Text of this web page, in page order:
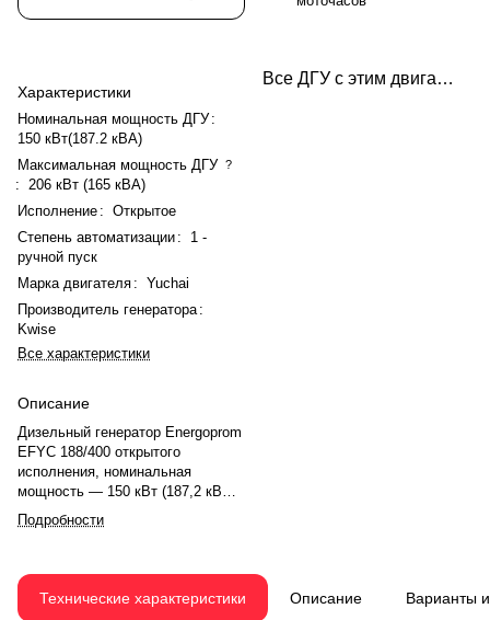
Характеристики
Номинальная мощность ДГУ :
150 кВт(187.2 кВА)
Максимальная мощность ДГУ ?
:
206 кВт (165 кВА)
Исполнение : Открытое
Степень автоматизации :
1 -
ручной пуск
Марка двигателя : Yuchai
Производитель генератора :
Kwise
Все характеристики
Описание
Дизельный генератор Energoprom
EFYC 188/400 открытого
исполнения, номинальная
мощность — 150 кВт (187,2 кВА),
максимальная — 206 кВт (165
кВА). Двигатель Yuchai
механическим регулятором.
Номинальная мощность
Подробности
Все ДГУ с этим двигателем
Технические характеристики Описание Варианты